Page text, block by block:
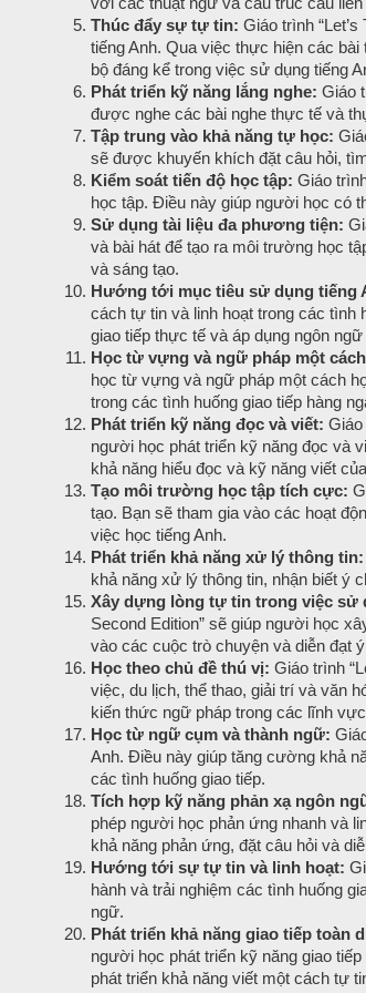
Thúc đẩy sự tự tin: Giáo trình
tiếng Anh. Qua việc thực hiện các
bộ đáng kể trong việc sử dụng tiếng
Phát triển kỹ năng lắng nghe: Giáo
được nghe các bài nghe thực tế và
Tập trung vào khả năng tự học:
sẽ được khuyến khích đặt câu hỏi,
Kiểm soát tiến độ học tập: Giáo
học tập. Điều này giúp người học có
Sử dụng tài liệu đa phương tiện:
và bài hát để tạo ra môi trường học
và sáng tạo.
Hướng tới mục tiêu sử dụng tiếng
cách tự tin và linh hoạt trong các tình
giao tiếp thực tế và áp dụng ngôn
Học từ vựng và ngữ pháp một
học từ vựng và ngữ pháp một cách
trong các tình huống giao tiếp hàng
Phát triển kỹ năng đọc và viết:
người học phát triển kỹ năng đọc và
khả năng hiểu đọc và kỹ năng viết
Tạo môi trường học tập tích cực:
tạo. Bạn sẽ tham gia vào các hoạt
việc học tiếng Anh.
Phát triển khả năng xử lý thông tin:
khả năng xử lý thông tin, nhận biết ý
Xây dựng lòng tự tin trong việc sử
Second Edition” sẽ giúp người học
vào các cuộc trò chuyện và diễn đạt
Học theo chủ đề thú vị: Giáo trình
việc, du lịch, thể thao, giải trí và văn
kiến thức ngữ pháp trong các lĩnh
Học từ ngữ cụm và thành ngữ:
Anh. Điều này giúp tăng cường khả
các tình huống giao tiếp.
Tích hợp kỹ năng phản xạ ngôn
phép người học phản ứng nhanh và
khả năng phản ứng, đặt câu hỏi và
Hướng tới sự tự tin và linh hoạt:
hành và trải nghiệm các tình huống
ngữ.
Phát triển khả năng giao tiếp toàn
người học phát triển kỹ năng giao
phát triển khả năng viết một cách tự